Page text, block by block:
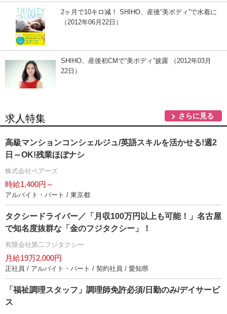
2ヶ月で10キロ減！ SHIHO、産後“美ボディ”で水着に
（2012年06月22日）
SHIHO、産後初CMで“美ボディ”披露 （2012年03月
22日）
求人特集 さらに見る
高級マンションコンシェルジュ/英語スキルを活かせる!週2
日～OK!残業ほぼナシ
株式会社ベアーズ
時給1,400円～
アルバイト・パート / 東京都
タクシードライバー／「月収100万円以上も可能！」名古屋
で知名度抜群な「金のフジタクシー」！
有限会社第二フジタクシー
月給19万2,000円
正社員 / アルバイト・パート / 契約社員 / 愛知県
「福祉調理スタッフ」調理師免許必須/日勤のみ/デイサービ
ス